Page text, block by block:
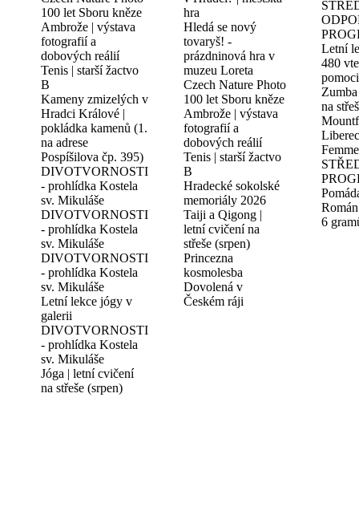
100 let Sboru kněze
Ambrože | výstava
fotografií a
dobových reálií
Tenis | starší žactvo
B
Kameny zmizelých v
Hradci Králové |
pokládka kamenů (1.
na adrese
Pospíšilova čp. 395)
DIVOTVORNOSTI
- prohlídka Kostela
sv. Mikuláše
DIVOTVORNOSTI
- prohlídka Kostela
sv. Mikuláše
DIVOTVORNOSTI
- prohlídka Kostela
sv. Mikuláše
Letní lekce jógy v
galerii
DIVOTVORNOSTI
- prohlídka Kostela
sv. Mikuláše
Jóga | letní cvičení
na střeše (srpen)
hra
Hledá se nový
tovaryš! -
prázdninová hra v
muzeu Loreta
Czech Nature Photo
100 let Sboru kněze
Ambrože | výstava
fotografií a
dobových reálií
Tenis | starší žactvo
B
Hradecké sokolské
memoriály 2026
Taiji a Qigong |
letní cvičení na
střeše (srpen)
Princezna
kosmolesba
Dovolená v
Českém ráji
Letní
480
pomoci
na
Liberec
6